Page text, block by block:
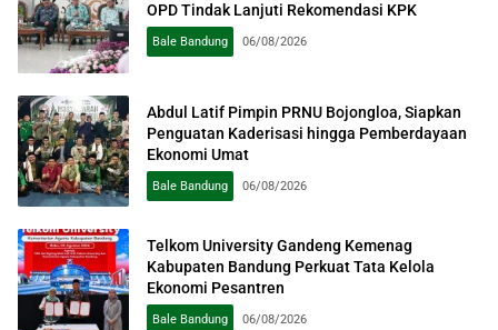
OPD Tindak Lanjuti Rekomendasi KPK
Bale Bandung 06/08/2026
Abdul Latif Pimpin PRNU Bojongloa, Siapkan
Penguatan Kaderisasi hingga Pemberdayaan
Ekonomi Umat
Bale Bandung 06/08/2026
Telkom University Gandeng Kemenag
Kabupaten Bandung Perkuat Tata Kelola
Ekonomi Pesantren
Bale Bandung 06/08/2026